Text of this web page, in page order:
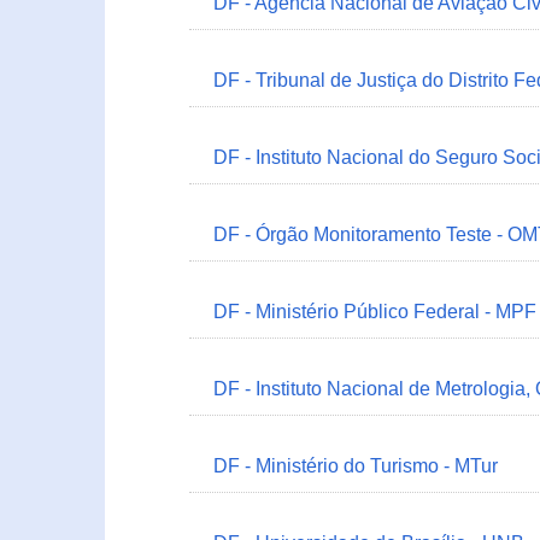
DF - Tribunal de Justiça do Distrito
DF - Instituto Nacional do Seguro
DF - Órgão Monitoramento Teste -
DF - Ministério Público Federal - MPF
DF - Instituto Nacional de
DF - Ministério do Turismo - MTur